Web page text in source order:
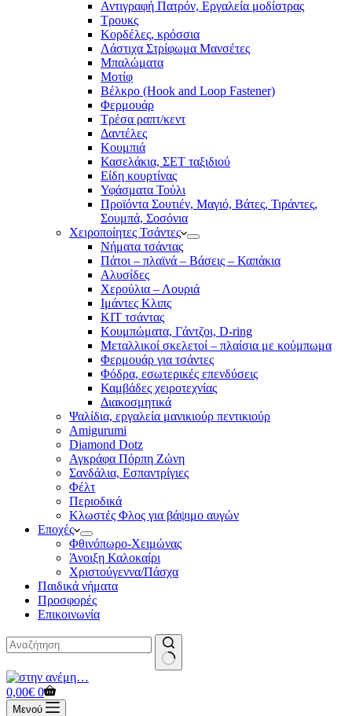
Αντιγραφή Πατρόν, Εργαλεία μοδίστρας
Τρουκς
Κορδέλες, κρόσσια
Λάστιχα Στρίφωμα Μανσέτες
Μπαλώματα
Mοτίφ
Βέλκρο (Hook and Loop Fastener)
Φερμουάρ
Τρέσα ραπτ/κεντ
Δαντέλες
Κουμπιά
Κασελάκια, ΣΕΤ ταξιδιού
Είδη κουρτίνας
Υφάσματα Τούλι
Προϊόντα Σουτιέν, Μαγιό, Βάτες, Τιράντες,
Σουμπά, Σοσόνια
Χειροποίητες Τσάντες
Νήματα τσάντας
Πάτοι – πλαϊνά – Βάσεις – Καπάκια
Αλυσίδες
Χερούλια – Λουριά
Ιμάντες Κλιπς
ΚΙΤ τσάντας
Κουμπώματα, Γάντζοι, D-ring
Μεταλλικοί σκελετοί – πλαίσια με κούμπωμα
Φερμουάρ για τσάντες
Φόδρα, εσωτερικές επενδύσεις
Καμβάδες χειροτεχνίας
Διακοσμητικά
Ψαλίδια, εργαλεία μανικιούρ πεντικιούρ
Amigurumi
Diamond Dotz
Αγκράφα Πόρπη Ζώνη
Σανδάλια, Εσπαντρίγιες
Φέλτ
Περιοδικά
Κλωστές Φλος για βάψιμο αυγών
Εποχές
Φθινόπωρο-Χειμώνας
Άνοιξη Καλοκαίρι
Χριστούγεννα/Πάσχα
Παιδικά νήματα
Προσφορές
Επικοινωνία
No
results
Καλάθι
Αγορών
0,00€ 0
Μενού